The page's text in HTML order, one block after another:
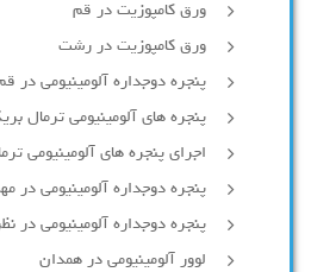
ورق کامپوزیت در قم
ورق کامپوزیت در رشت
پنجره دوجداره آلومينيومی در
پنجره های آلومینیومی ترمال
اجرای پنجره های آلومینیومی
پنجره دوجداره آلومینیومی در
پنجره دوجداره آلومینیومی در
لوور آلومینیومی در همدان